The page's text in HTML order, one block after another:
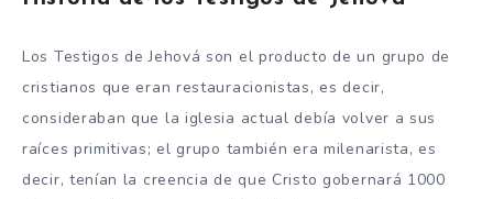
Los Testigos de Jehová son el producto de un grupo de
cristianos que eran restauracionistas, es decir,
consideraban que la iglesia actual debía volver a sus
raíces primitivas; el grupo también era milenarista, es
decir, tenían la creencia de que Cristo gobernará 1000